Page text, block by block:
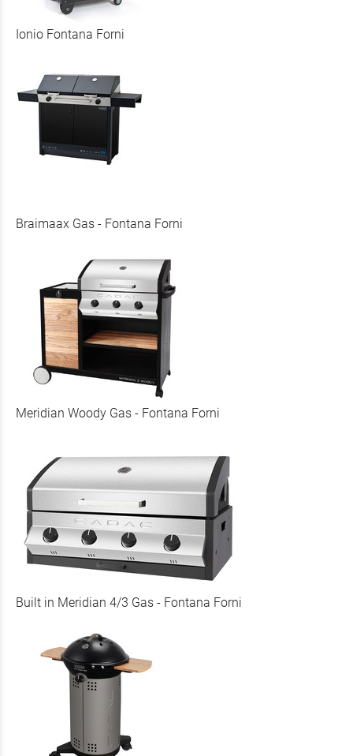
Ionio Fontana Forni
Braimaax Gas - Fontana Forni
Meridian Woody Gas - Fontana Forni
Built in Meridian 4/3 Gas - Fontana Forni